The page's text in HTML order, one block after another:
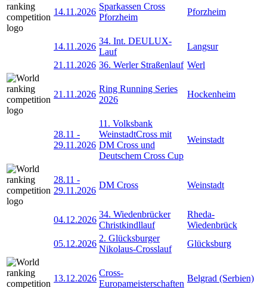
14.11.2026
Sparkassen Cross
Pforzheim
Pforzheim
14.11.2026
34. Int. DEULUX-
Lauf
Langsur
21.11.2026 36. Werler Straßenlauf Werl
21.11.2026
Ring Running Series
2026
Hockenheim
28.11 -
29.11.2026
11. Volksbank
WeinstadtCross mit
DM Cross und
Deutschem Cross Cup
Weinstadt
28.11 -
29.11.2026
DM Cross Weinstadt
04.12.2026
34. Wiedenbrücker
Christkindllauf
Rheda-
Wiedenbrück
05.12.2026
2. Glücksburger
Nikolaus-Crosslauf
Glücksburg
13.12.2026
Cross-
Europameisterschaften
Belgrad (Serbien)